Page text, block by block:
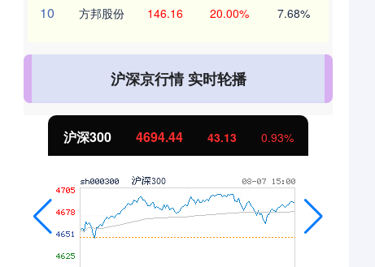
10 方邦股份 146.16 20.00% 7.68%
沪深京行情 实时轮播
沪深300 4694.44 43.13 0.93%